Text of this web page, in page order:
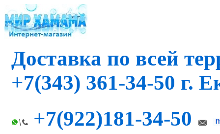
Доставка по всей
+7(343) 361-34-50 г.
+7(922)181-34-50